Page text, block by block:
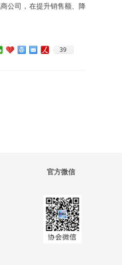
公司，在提升销售额、降
39
官方微信